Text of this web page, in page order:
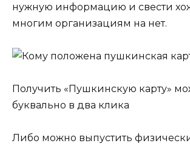
нужную информацию и свести
многим организациям на нет.
Получить «Пушкинскую карту»
буквально в два клика
Либо можно выпустить